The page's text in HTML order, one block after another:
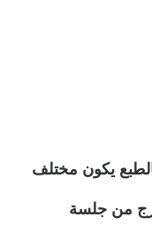
يكون مختلف
من جلسة